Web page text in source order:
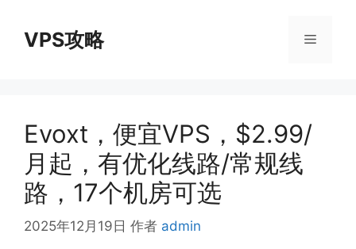
VPS攻略 菜
Evoxt，便宜VPS，$2.99/
月起，有优化线路/常规线
路，17个机房可选
2025年12月19日 作者 admin